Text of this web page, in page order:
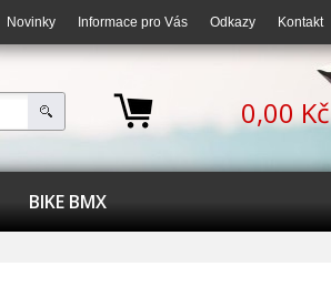
Novinky Informace pro Vás Odkazy Kontakt
0,00 Kč
BIKE BMX